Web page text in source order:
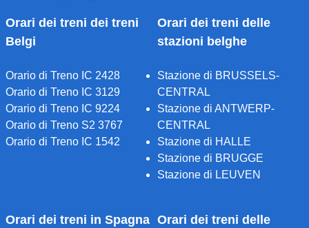
Orari dei treni dei treni
Belgi
Orario di Treno IC 2428
Orario di Treno IC 3129
Orario di Treno IC 9224
Orario di Treno S2 3767
Orario di Treno IC 1542
Orari dei treni delle
stazioni belghe
Stazione di BRUSSELS-
CENTRAL
Stazione di ANTWERP-
CENTRAL
Stazione di HALLE
Stazione di BRUGGE
Stazione di LEUVEN
Orari dei treni in Spagna Orari dei treni delle